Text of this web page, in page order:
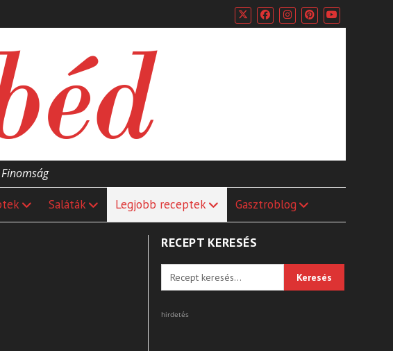
Saláták Legjobb receptek Gasztroblog
RECEPT KERESÉS
hirdetés